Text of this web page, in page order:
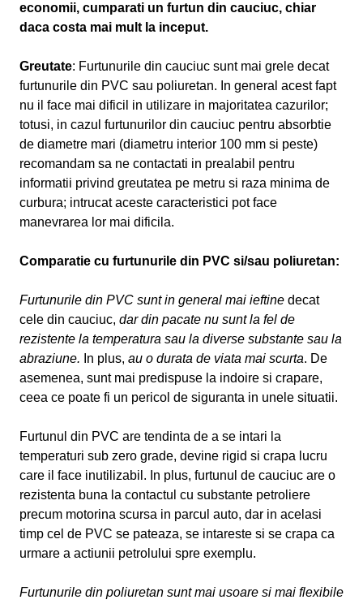
economii, cumparati un furtun din cauciuc, chiar
daca costa mai mult la inceput.
Greutate: Furtunurile din cauciuc sunt mai grele decat
furtunurile din PVC sau poliuretan. In general acest fapt
nu il face mai dificil in utilizare in majoritatea cazurilor;
totusi, in cazul furtunurilor din cauciuc pentru absorbtie
de diametre mari (diametru interior 100 mm si peste)
recomandam sa ne contactati in prealabil pentru
informatii privind greutatea pe metru si raza minima de
curbura; intrucat aceste caracteristici pot face
manevrarea lor mai dificila.
Comparatie cu furtunurile din PVC si/sau poliuretan:
Furtunurile din PVC sunt in general mai ieftine decat
cele din cauciuc, dar din pacate nu sunt la fel de
rezistente la temperatura sau la diverse substante sau la
abraziune. In plus, au o durata de viata mai scurta. De
asemenea, sunt mai predispuse la indoire si crapare,
ceea ce poate fi un pericol de siguranta in unele situatii.
Furtunul din PVC are tendinta de a se intari la
temperaturi sub zero grade, devine rigid si crapa lucru
care il face inutilizabil. In plus, furtunul de cauciuc are o
rezistenta buna la contactul cu substante petroliere
precum motorina scursa in parcul auto, dar in acelasi
timp cel de PVC se pateaza, se intareste si se crapa ca
urmare a actiunii petrolului spre exemplu.
Furtunurile din poliuretan sunt mai usoare si mai flexibile